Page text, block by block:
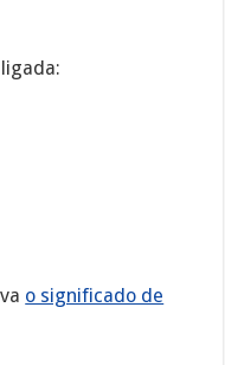
o significado de